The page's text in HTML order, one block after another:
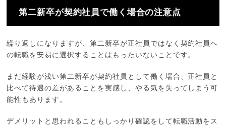
第二新卒が契約社員で働く場合の注意点
繰り返しになりますが、第二新卒が正社員ではなく契約社員へ
の転職を安易に選択することはもったいないことです。
まだ経験が浅い第二新卒が契約社員として働く場合、正社員と
比べて待遇の差があることを実感し、やる気を失ってしまう可
能性もあります。
デメリットと思われることもしっかり確認をして転職活動をス